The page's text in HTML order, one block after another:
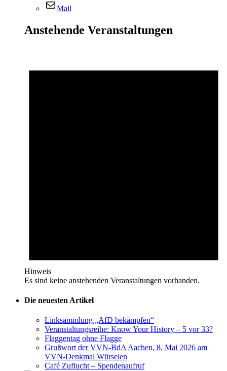
Mail
Anstehende Veranstaltungen
Hinweis
Es sind keine anstehenden Veranstaltungen vorhanden.
Die neuesten Artikel
Linksammlung „AfD bekämpfen“
Veranstaltungsreihe: Know Your History – 5 vor 33?
Flaggentag ohne Flagge
Grußwort der VVN-BdA Aachen, 8. Mai 2026 am
VVN-Denkmal Würselen
Café Zuflucht – Spendenaufruf